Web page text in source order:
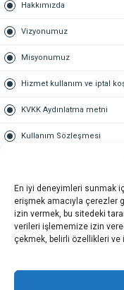
En iyi deneyimleri sunmak
erişmek amacıyla çerezler
izin vermek, bu sitedeki
verileri işlememize izin
çekmek, belirli özellikleri ve
Hakkımızda
Vizyonumuz
Misyonumuz
Hizmet kullanım ve iptal
KVKK Aydınlatma metni
Kullanım Sözleşmesi
Gold üyelik nedir
Kariyer